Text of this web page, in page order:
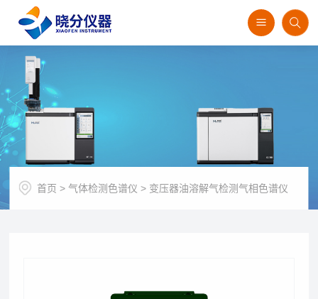
首页 >气体检测色谱仪 > 变压器油溶解气检测气相色谱仪